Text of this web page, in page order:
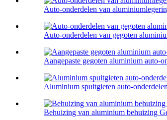
Auto-onderdelen van
Auto-onderdelen van gegoten
Aangepaste gegoten aluminium auto-
Aluminium spuitgieten auto-onderdelen
Behuizing van aluminium behuizing